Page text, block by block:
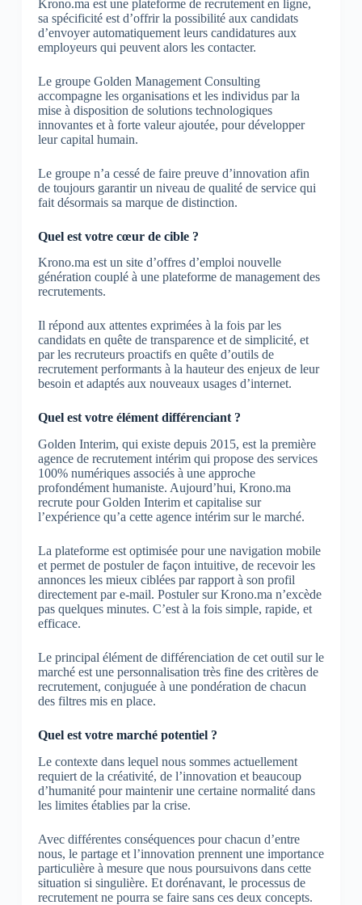
Krono.ma est une plateforme de recrutement en ligne,
sa spécificité est d’offrir la possibilité aux candidats
d’envoyer automatiquement leurs candidatures aux
employeurs qui peuvent alors les contacter.
Le groupe Golden Management Consulting
accompagne les organisations et les individus par la
mise à disposition de solutions technologiques
innovantes et à forte valeur ajoutée, pour développer
leur capital humain.
Le groupe n’a cessé de faire preuve d’innovation afin
de toujours garantir un niveau de qualité de service qui
fait désormais sa marque de distinction.
Quel est votre cœur de cible ?
Krono.ma est un site d’offres d’emploi nouvelle
génération couplé à une plateforme de management des
recrutements.
Il répond aux attentes exprimées à la fois par les
candidats en quête de transparence et de simplicité, et
par les recruteurs proactifs en quête d’outils de
recrutement performants à la hauteur des enjeux de leur
besoin et adaptés aux nouveaux usages d’internet.
Quel est votre élément différenciant ?
Golden Interim, qui existe depuis 2015, est la première
agence de recrutement intérim qui propose des services
100% numériques associés à une approche
profondément humaniste. Aujourd’hui, Krono.ma
recrute pour Golden Interim et capitalise sur
l’expérience qu’a cette agence intérim sur le marché.
La plateforme est optimisée pour une navigation mobile
et permet de postuler de façon intuitive, de recevoir les
annonces les mieux ciblées par rapport à son profil
directement par e-mail. Postuler sur Krono.ma n’excède
pas quelques minutes. C’est à la fois simple, rapide, et
efficace.
Le principal élément de différenciation de cet outil sur le
marché est une personnalisation très fine des critères de
recrutement, conjuguée à une pondération de chacun
des filtres mis en place.
Quel est votre marché potentiel ?
Le contexte dans lequel nous sommes actuellement
requiert de la créativité, de l’innovation et beaucoup
d’humanité pour maintenir une certaine normalité dans
les limites établies par la crise.
Avec différentes conséquences pour chacun d’entre
nous, le partage et l’innovation prennent une importance
particulière à mesure que nous poursuivons dans cette
situation si singulière. Et dorénavant, le processus de
recrutement ne pourra se faire sans ces deux concepts.